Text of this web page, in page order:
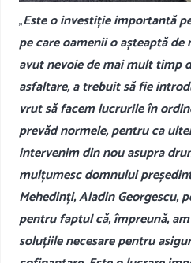
„Este o investiție importantă
pe care oamenii o așteaptă
avut nevoie de mai mult timp
asfaltare, a trebuit să fie
vrut să facem lucrurile în
prevăd normele, pentru ca
intervenim din nou asupra
mulțumesc domnului
Mehedinți, Aladin Georgescu,
pentru faptul că, împreună,
soluțiile necesare pentru